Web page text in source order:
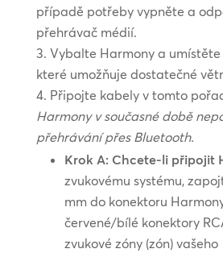
případě potřeby vypněte a
přehrávač médií.
Vybalte Harmony a umístěte
které umožňuje dostatečné
Připojte kabely v tomto
Harmony v současné době
přehrávání přes Bluetooth.
Krok A: Chcete-li připojit
zvukovému systému,
mm do konektoru
červené/bílé konektory
zvukové zóny (zón) vašeho